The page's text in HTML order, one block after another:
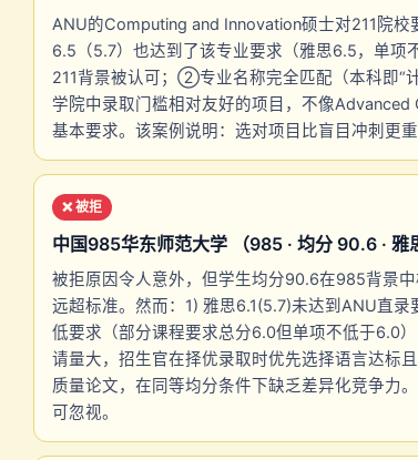
ANU的Computing and Innovation硕士对211院
6.5（5.7）也达到了该专业要求（雅思6.5，单
211背景被认可；②专业名称完全匹配（本科即
学院中录取门槛相对友好的项目，不像
基本要求。该案例说明：选对项目比盲目冲刺更
❌ 被拒
中国985华东师范大学 （985 · 均分 90.6 · 雅
被拒原因令人意外，但学生均分90.6在985背景
远超标准。然而：1) 雅思6.1(5.7)未达到ANU直
低要求（部分课程要求总分6.0但单项不低于6.0
请量大，招生官在择优录取时优先选择语言达标
质量论文，在同等均分条件下缺乏差异化竞争力
可忽视。